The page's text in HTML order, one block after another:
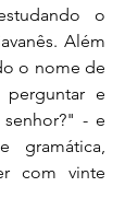
o
Além
o nome de
perguntar e
- e
gramática,
com vinte